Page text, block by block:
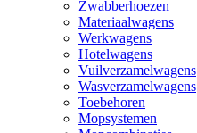
Zwabberhoezen
Materiaalwagens
Werkwagens
Hotelwagens
Vuilverzamelwagens
Wasverzamelwagens
Toebehoren
Mopsystemen